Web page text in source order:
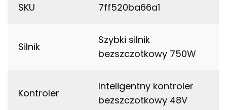
SKU 7ff520ba66a1
Silnik
Szybki silnik
bezszczotkowy 750W
Kontroler
Inteligentny kontroler
bezszczotkowy 48V